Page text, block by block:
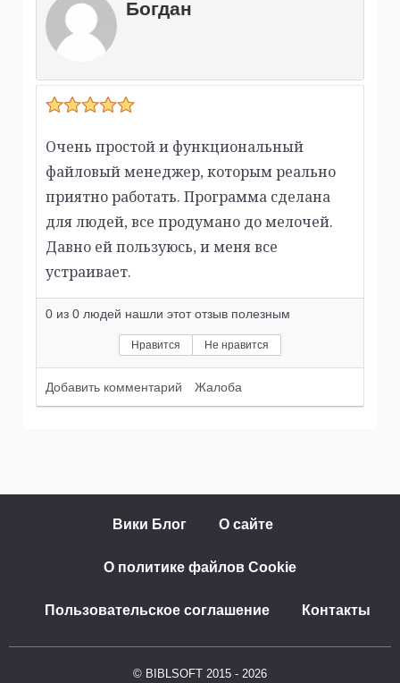
Богдан
Очень простой и функциональный
файловый менеджер, которым реально
приятно работать. Программа сделана
для людей, все продумано до мелочей.
Давно ей пользуюсь, и меня все
устраивает.
0 из 0 людей нашли этот отзыв полезным
Нравится Не нравится
Добавить комментарий Жалоба
Вики Блог О сайте
О политике файлов Cookie
Пользовательское соглашение Контакты
© BIBLSOFT 2015 - 2026